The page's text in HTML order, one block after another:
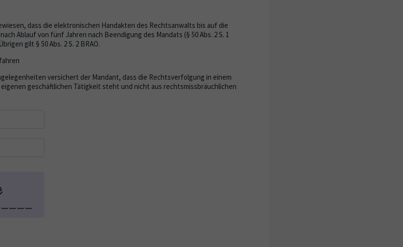
dass die elektronischen Handakten des Rechtsanwalts bis auf die
Ablauf von fünf Jahren nach Beendigung des Mandats (§ 50 Abs. 2 S. 1
gilt § 50 Abs. 2 S. 2 BRAO.
versichert der Mandant, dass die Rechtsverfolgung in einem
geschäftlichen Tätigkeit steht und nicht aus rechtsmissbräuchlichen